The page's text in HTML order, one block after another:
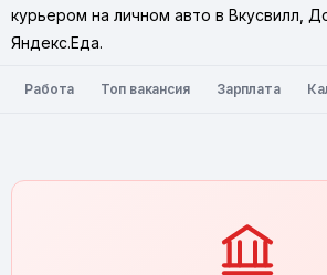
курьером на личном авто в Вкусвилл,
Яндекс.Еда.
Работа Топ вакансия Зарплата